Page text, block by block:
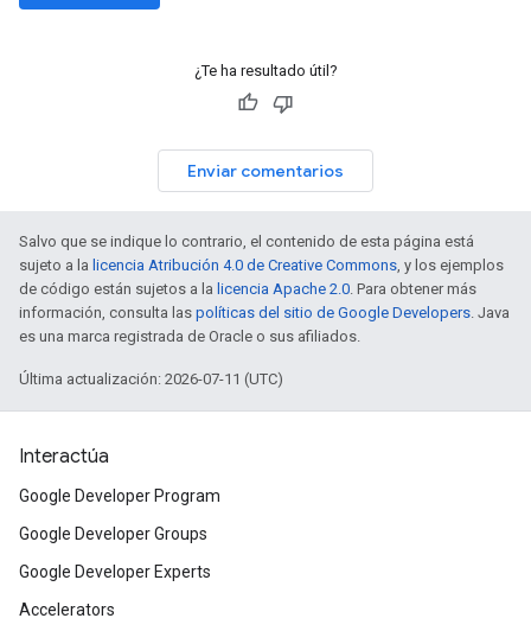
¿Te ha resultado útil?
Enviar comentarios
Salvo que se indique lo contrario, el contenido de esta página está
sujeto a la licencia Atribución 4.0 de Creative Commons, y los ejemplos
de código están sujetos a la licencia Apache 2.0. Para obtener más
información, consulta las políticas del sitio de Google Developers. Java
es una marca registrada de Oracle o sus afiliados.
Última actualización: 2026-07-11 (UTC)
Interactúa
Google Developer Program
Google Developer Groups
Google Developer Experts
Accelerators